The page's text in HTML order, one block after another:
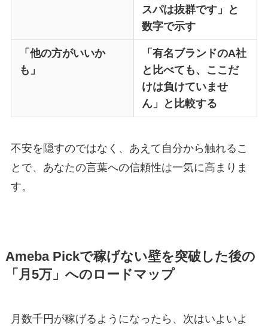
スパは抜群です」と
数字で示す
「他の方がいいか
も」
「有名ブランドのA社
と比べても、ここだ
けは負けていませ
ん」と比較する
不安を隠すのではなく、あえて自分から触れるこ
とで、あなたの言葉への信頼性は一気に高まりま
す。
Ameba Pickで稼げない壁を突破した後の
「月5万」へのロードマップ
月数千円が稼げるようになったら、次はいよいよ